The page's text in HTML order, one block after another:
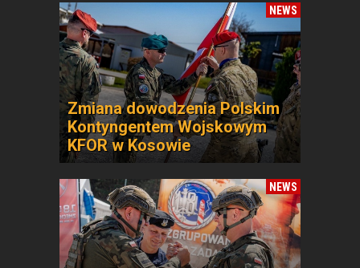
NEWS
Zmiana dowodzenia Polskim
Kontyngentem Wojskowym
KFOR w Kosowie
NEWS